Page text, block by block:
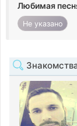
Любимая
Не указано